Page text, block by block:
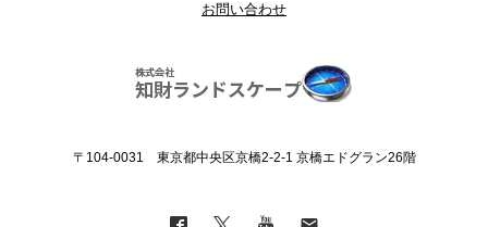
お問い合わせ
〒104-0031 東京都中央区京橋2-2-1 京橋エドグラン26階